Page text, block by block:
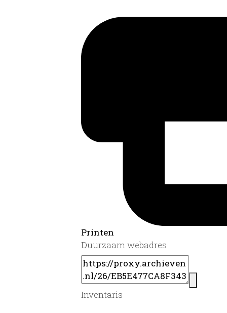
Printen
Duurzaam webadres
Inventaris